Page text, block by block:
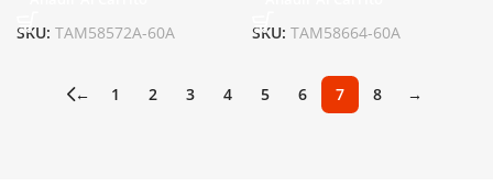
SKU: TAM58572A-60A SKU: TAM58664-60A
← 1 2 3 4 5 6 7 8 →